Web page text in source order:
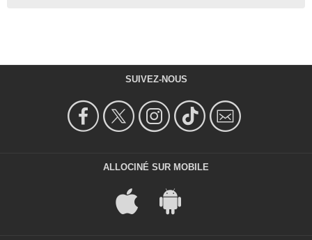
SUIVEZ-NOUS
ALLOCINÉ SUR MOBILE